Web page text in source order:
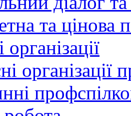
та цінова
організації